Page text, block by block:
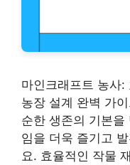
마인크래프트 농사
농장 설계 완벽 가
순한 생존의 기본을
임을 더욱 즐기고
요. 효율적인 작물